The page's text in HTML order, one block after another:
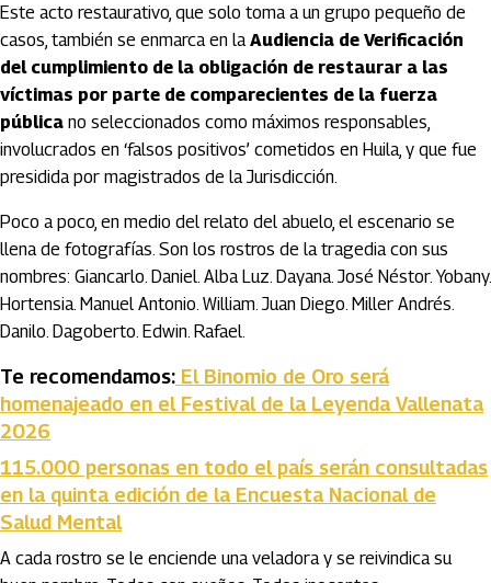
Este acto restaurativo, que solo toma a un grupo pequeño de
casos, también se enmarca en la Audiencia de Verificación
del cumplimiento de la obligación de restaurar a las
víctimas por parte de comparecientes de la fuerza
pública no seleccionados como máximos responsables,
involucrados en ‘falsos positivos’ cometidos en Huila, y que fue
presidida por magistrados de la Jurisdicción.
Poco a poco, en medio del relato del abuelo, el escenario se
llena de fotografías. Son los rostros de la tragedia con sus
nombres: Giancarlo. Daniel. Alba Luz. Dayana. José Néstor. Yobany.
Hortensia. Manuel Antonio. William. Juan Diego. Miller Andrés.
Danilo. Dagoberto. Edwin. Rafael.
Te recomendamos: El Binomio de Oro será
homenajeado en el Festival de la Leyenda Vallenata
2026
115.000 personas en todo el país serán consultadas
en la quinta edición de la Encuesta Nacional de
Salud Mental
A cada rostro se le enciende una veladora y se reivindica su